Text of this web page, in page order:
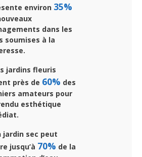
environ 35%
dans les
soumises à la
jardins fleuris
près de 60% des
amateurs pour
esthétique
jardin sec peut
jusqu’à 70% de la